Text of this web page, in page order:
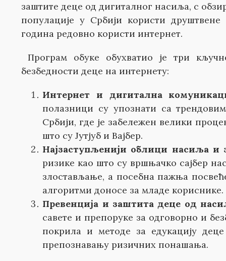
заштите деце од дигиталног насиља, с
популације у Србији користи
година редовно користи интернет.
Програм обуке обухватио је три
безбедности деце на интернету:
Интернет и дигитална
полазници су упознати са
Србији, где је забележен велики
што су Јутјуб и Вајбер.
Најзаступљенији облици насиља и
ризике као што су вршњачко сајбер
злостављање, а посебна пажња
алгоритми доносе за младе кориснике.
Превенција и заштита деце од
савете и препоруке за одговорно и
покрила и методе за едукацију
препознавању ризичних понашања.